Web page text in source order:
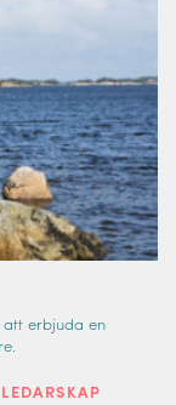
erbjuda en
LEDARSKAP